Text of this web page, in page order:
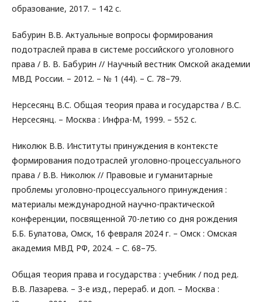
образование, 2017. – 142 c.
Бабурин В.В. Актуальные вопросы формирования
подотраслей права в системе российского уголовного
права / В. В. Бабурин // Научный вестник Омской академии
МВД России. – 2012. – № 1 (44). – С. 78–79.
Нерсесянц В.С. Общая теория права и государства / В.С.
Нерсесянц. – Москва : Инфра-М, 1999. – 552 с.
Николюк В.В. Институты принуждения в контексте
формирования подотраслей уголовно-процессуального
права / В.В. Николюк // Правовые и гуманитарные
проблемы уголовно-процессуального принуждения :
материалы международной научно-практической
конференции, посвященной 70-летию со дня рождения
Б.Б. Булатова, Омск, 16 февраля 2024 г. – Омск : Омская
академия МВД РФ, 2024. – С. 68–75.
Общая теория права и государства : учебник / под ред.
В.В. Лазарева. – 3-е изд., перераб. и доп. – Москва :